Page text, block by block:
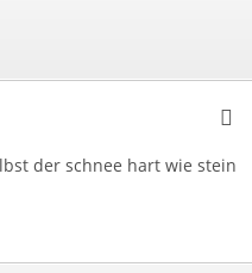
der schnee hart wie stein